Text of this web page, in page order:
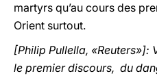
martyrs qu’au cours des
Orient surtout.
[Philip Pullella, «Reuters»]:
le premier discours, du